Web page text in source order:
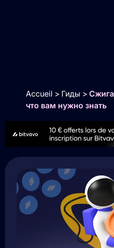
Accueil > Гиды >
что вам нужно знать